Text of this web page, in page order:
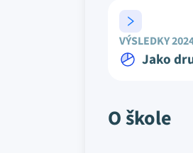
VÝSLEDKY
Jako
O škole